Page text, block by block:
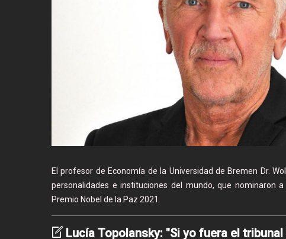
El profesor de Economía de la Universidad de Bremen Dr.
personalidades e instituciones del mundo, que nominaron
Premio Nobel de la Paz 2021.
Lucía Topolansky: "Si yo fuera el